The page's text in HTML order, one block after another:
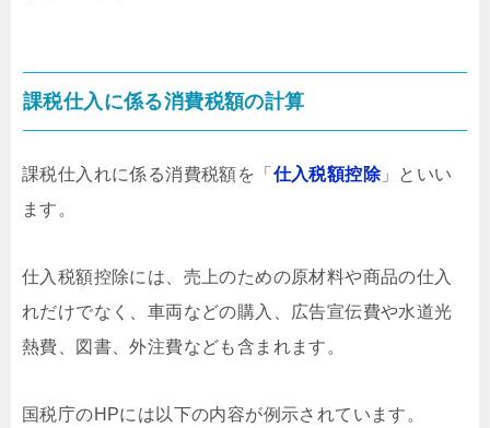
課税仕入に係る消費税額の計算
課税仕入れに係る消費税額を「 仕入税額控除」といい
ます。
仕入税額控除には、売上のための原材料や商品の仕入
れだけでなく、車両などの購入、広告宣伝費や水道光
熱費、図書、外注費なども含まれます。
国税庁のHPには以下の内容が例示されています。